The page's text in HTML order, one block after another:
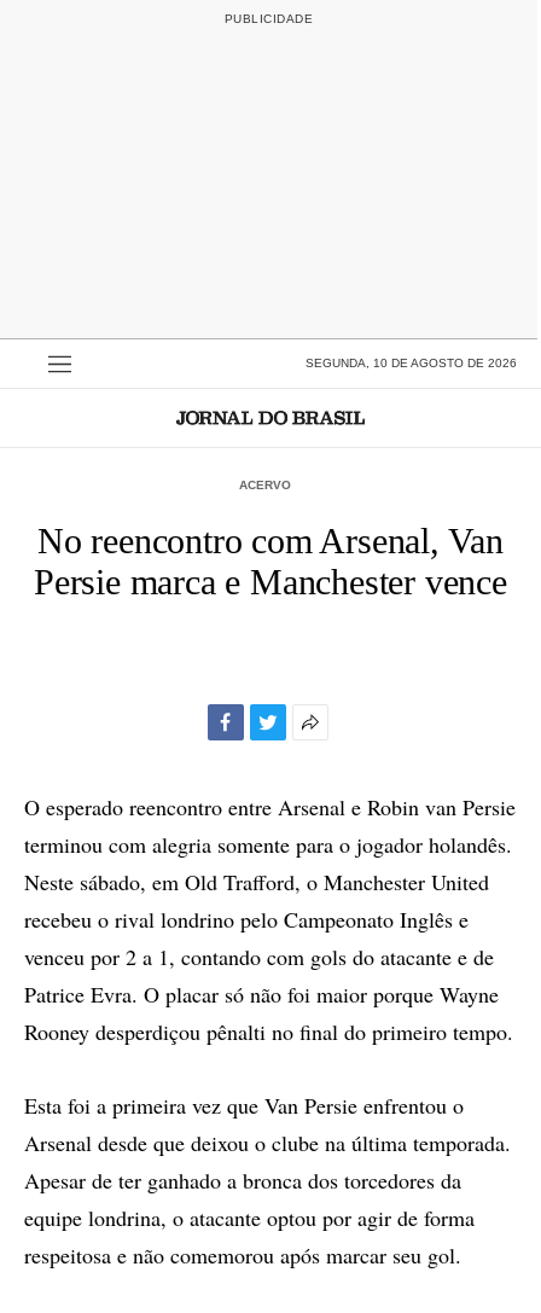
SEGUNDA, 10 DE AGOSTO DE 2026
ACERVO
No reencontro com Arsenal, Van
Persie marca e Manchester vence
compartilhamento
O esperado reencontro entre Arsenal e Robin van Persie
terminou com alegria somente para o jogador holandês.
Neste sábado, em Old Trafford, o Manchester United
recebeu o rival londrino pelo Campeonato Inglês e
venceu por 2 a 1, contando com gols do atacante e de
Patrice Evra. O placar só não foi maior porque Wayne
Rooney desperdiçou pênalti no final do primeiro tempo.
Esta foi a primeira vez que Van Persie enfrentou o
Arsenal desde que deixou o clube na última temporada.
Apesar de ter ganhado a bronca dos torcedores da
equipe londrina, o atacante optou por agir de forma
respeitosa e não comemorou após marcar seu gol.